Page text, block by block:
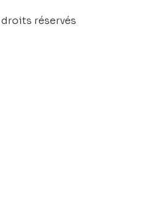
droits réservés